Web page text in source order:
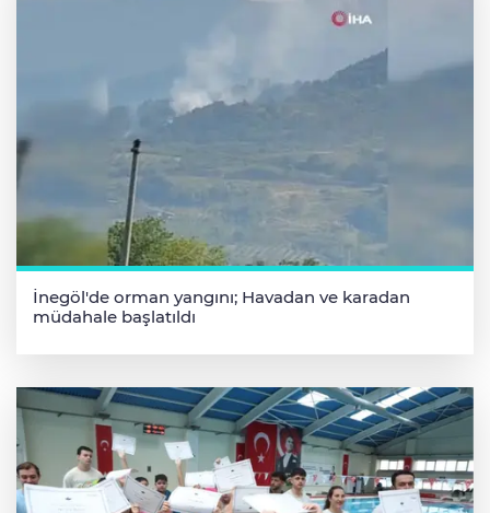
İnegöl'de orman yangını; Havadan ve karadan
müdahale başlatıldı